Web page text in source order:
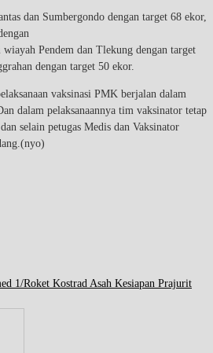
dan Sumbergondo dengan target 68 ekor,
Pendem dan Tlekung dengan target
dengan target 50 ekor.
vaksinasi PMK berjalan dalam
dalam pelaksanaannya tim vaksinator tetap
selain petugas Medis dan Vaksinator
1/Roket Kostrad Asah Kesiapan Prajurit